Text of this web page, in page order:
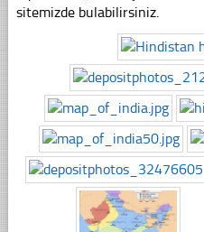
sitemizde bulabilirsiniz.